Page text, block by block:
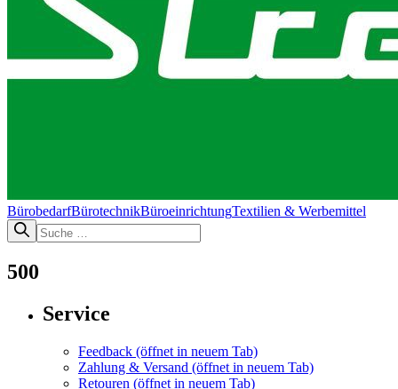
BürobedarfBürotechnik​BüroeinrichtungTextilien & Werbemittel
500
Service
Feedback (öffnet in neuem Tab)
Zahlung & Versand (öffnet in neuem Tab)
Retouren (öffnet in neuem Tab)